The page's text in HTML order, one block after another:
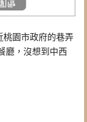
桃園市政府的巷弄
廳，沒想到中西